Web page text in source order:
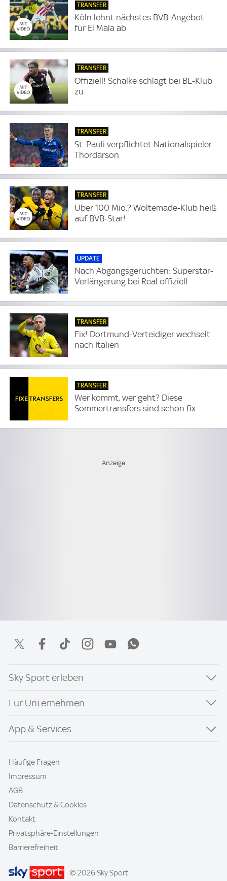
TRANSFER
Köln lehnt nächstes BVB-Angebot
für El Mala ab
TRANSFER
Offiziell! Schalke schlägt bei BL-Klub
zu
TRANSFER
St. Pauli verpflichtet Nationalspieler
Thordarson
TRANSFER
Über 100 Mio.? Woltemade-Klub heiß
auf BVB-Star!
UPDATE
Nach Abgangsgerüchten: Superstar-
Verlängerung bei Real offiziell
TRANSFER
Fix! Dortmund-Verteidiger wechselt
nach Italien
TRANSFER
Wer kommt, wer geht? Diese
Sommertransfers sind schon fix
Sky Sport erleben
Für Unternehmen
App & Services
Häufige Fragen
Impressum
AGB
Datenschutz & Cookies
Kontakt
Privatsphäre-Einstellungen
Barrierefreiheit
© 2026 Sky Sport